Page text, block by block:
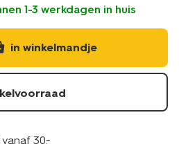
1-3 werkdagen in huis
in winkelmandje
30.-